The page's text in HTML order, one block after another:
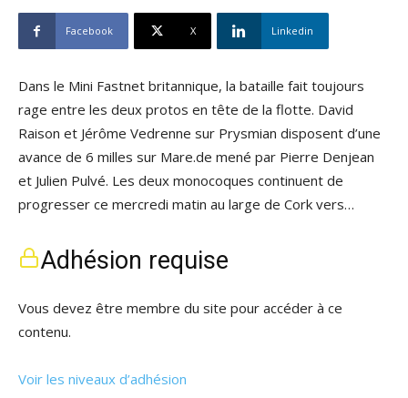
Facebook X Linkedin
Dans le Mini Fastnet britannique, la bataille fait toujours
rage entre les deux protos en tête de la flotte. David
Raison et Jérôme Vedrenne sur Prysmian disposent d’une
avance de 6 milles sur Mare.de mené par Pierre Denjean
et Julien Pulvé. Les deux monocoques continuent de
progresser ce mercredi matin au large de Cork vers…
Adhésion requise
Vous devez être membre du site pour accéder à ce
contenu.
Voir les niveaux d’adhésion